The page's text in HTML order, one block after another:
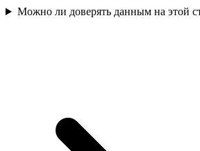
Можно ли доверять данным на этой